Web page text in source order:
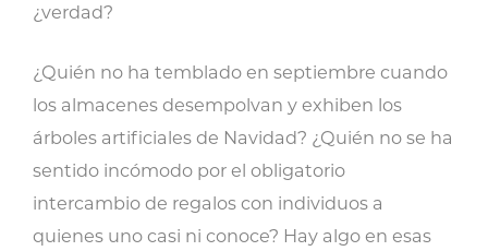
¿verdad?
¿Quién no ha temblado en septiembre cuando
los almacenes desempolvan y exhiben los
árboles artificiales de Navidad? ¿Quién no se ha
sentido incómodo por el obligatorio
intercambio de regalos con individuos a
quienes uno casi ni conoce? Hay algo en esas